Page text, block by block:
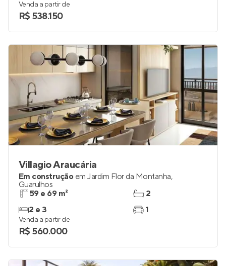
Venda a partir de
R$ 538.150
Villagio Araucária
Em construção em Jardim Flor da Montanha,
Guarulhos
59 e 69 m²
2 e 3
2
1
Venda a partir de
R$ 560.000